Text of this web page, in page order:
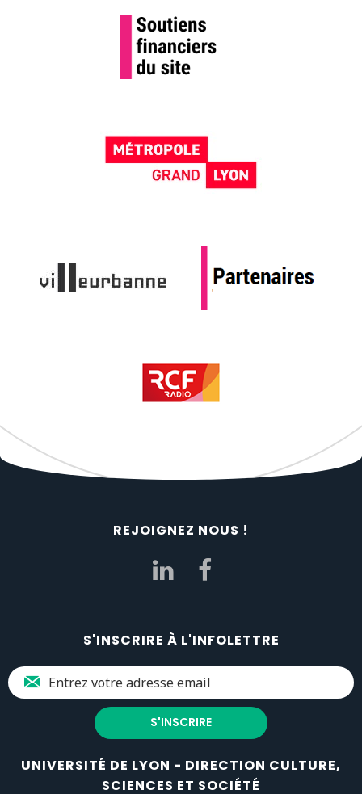
REJOIGNEZ NOUS !
S'INSCRIRE À L'INFOLETTRE
UNIVERSITÉ DE LYON - DIRECTION CULTURE,
SCIENCES ET SOCIÉTÉ